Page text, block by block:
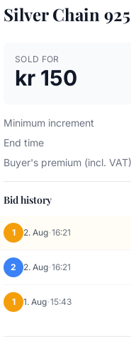
Silver Chain
SOLD FOR
kr 150
Minimum increment
End time
Buyer's premium (incl. VAT)
Bid history
1 2. Aug·16:21
2 2. Aug·16:21
1 1. Aug·15:43